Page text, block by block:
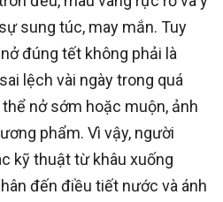
sung túc, may mắn. Tuy
đúng tết không phải là
lệch vài ngày trong quá
nở sớm hoặc muộn, ảnh
phẩm. Vì vậy, người
kỹ thuật từ khâu xuống
đến điều tiết nước và ánh